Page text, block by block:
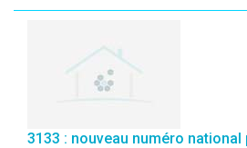
3133 : nouveau numéro